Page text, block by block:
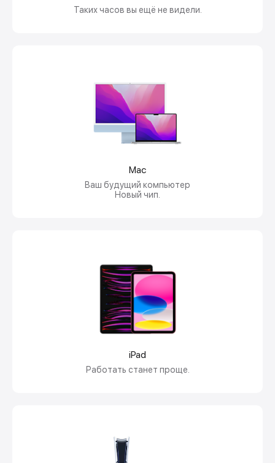
Таких часов вы ещё не видели.
Mac
Ваш будущий компьютер
Новый чип.
iPad
Работать станет проще.